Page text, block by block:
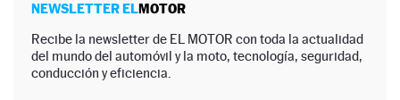
NEWSLETTER ELMOTOR
Recibe la newsletter de EL MOTOR con toda la actualidad
del mundo del automóvil y la moto, tecnología, seguridad,
conducción y eficiencia.